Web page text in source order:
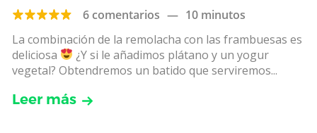
6 comentarios — 10 minutos
La combinación de la remolacha con las frambuesas es
deliciosa
¿Y si le añadimos plátano y un yogur
vegetal? Obtendremos un batido que serviremos...
Leer más